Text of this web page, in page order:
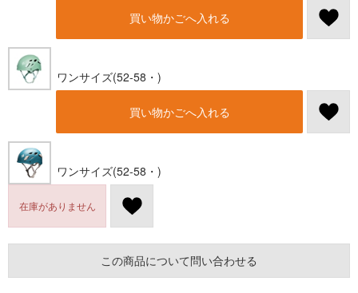
買い物かごへ入れる
ワンサイズ(52-58・)
買い物かごへ入れる
ワンサイズ(52-58・)
在庫がありません
この商品について問い合わせる